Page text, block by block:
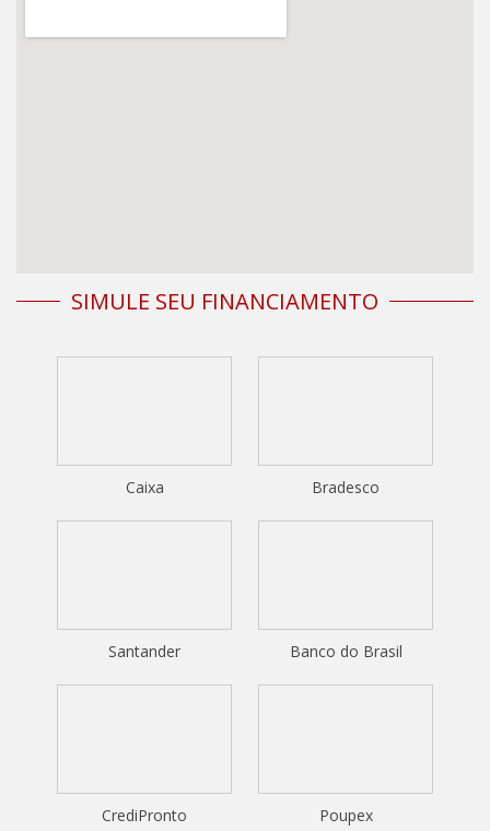
SIMULE SEU FINANCIAMENTO
Caixa Bradesco
Santander Banco do Brasil
CrediPronto Poupex